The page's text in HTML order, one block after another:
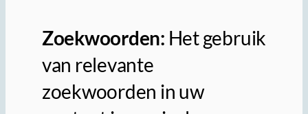
Zoekwoorden: Het gebruik
van relevante
zoekwoorden in uw